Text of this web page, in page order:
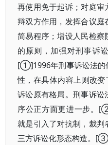
再使用免于起诉；对庭
辩双方作用，发挥合议
简易程序；增设人民检
的原则，加强对刑事诉
[①]1996年刑事诉讼法的
性，在具体内容上则改变
诉讼原有格局。刑事诉
序公正方面更进一步。
就是引入了对抗制，裁
三方诉讼化形态构造。